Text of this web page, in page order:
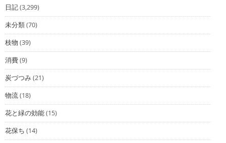
日記(3,299)
未分類(70)
枝物 (39)
消費(9)
炭づつみ(21)
物流(18)
花と緑の効能(15)
花保ち (14)